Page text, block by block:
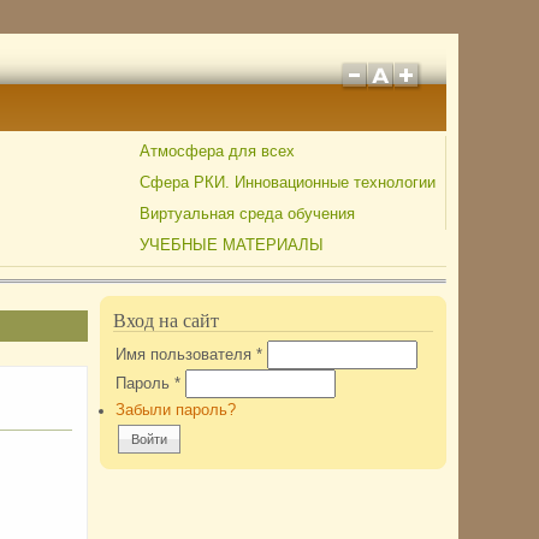
Атмосфера для всех
Сфера РКИ. Инновационные технологии
Виртуальная среда обучения
УЧЕБНЫЕ МАТЕРИАЛЫ
Вход на сайт
Имя пользователя*
Пароль*
Забыли пароль?